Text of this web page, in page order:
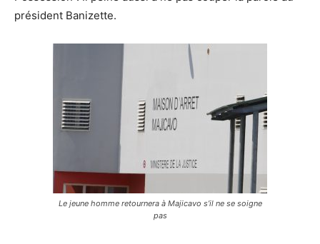
président Banizette.
Le jeune homme retournera à Majicavo s’il ne se soigne
pas